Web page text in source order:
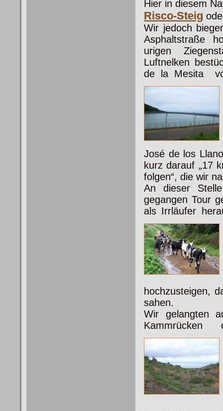
Hier in diesem
Risco-Steig
Wir jedoch
Asphaltstraße
urigen
Luftnelken
de la Mesita
José de los
kurz darauf „17
folgen“, die wir
An dieser
gegangen Tour
als Irrläufer
hochzusteigen,
sahen.
Wir gelangten
Kammrücken